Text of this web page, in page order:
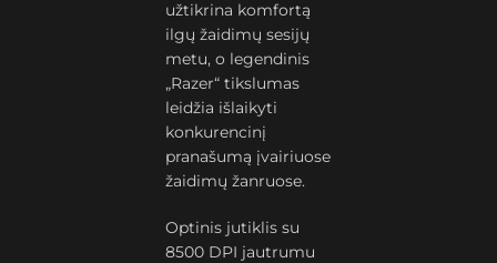
užtikrina komfortą
ilgų žaidimų sesijų
metu, o legendinis
„Razer“ tikslumas
leidžia išlaikyti
konkurencinį
pranašumą įvairiuose
žaidimų žanruose.
Optinis jutiklis su
8500 DPI jautrumu